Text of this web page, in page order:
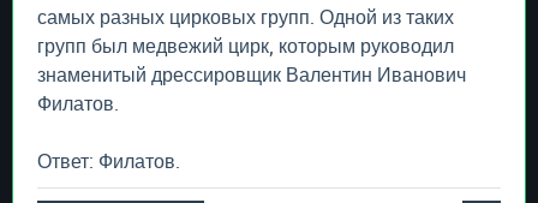
самых разных цирковых групп. Одной из таких
групп был медвежий цирк, которым руководил
знаменитый дрессировщик Валентин Иванович
Филатов.
Ответ: Филатов.